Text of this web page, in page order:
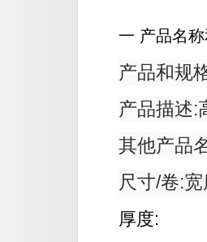
一 产品名
产品和规
产品描述:
其他产品
尺寸/卷:
厚度: